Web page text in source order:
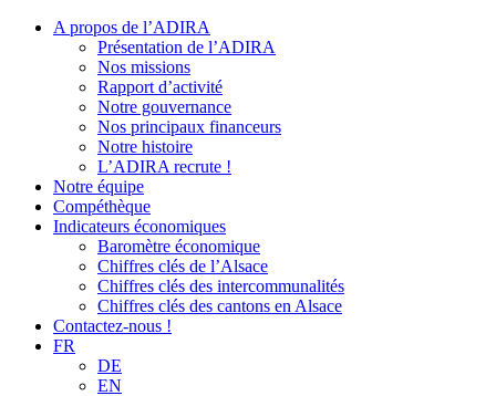
A propos de l’ADIRA
Présentation de l’ADIRA
Nos missions
Rapport d’activité
Notre gouvernance
Nos principaux financeurs
Notre histoire
L’ADIRA recrute !
Notre équipe
Compéthèque
Indicateurs économiques
Baromètre économique
Chiffres clés de l’Alsace
Chiffres clés des intercommunalités
Chiffres clés des cantons en Alsace
Contactez-nous !
FR
DE
EN